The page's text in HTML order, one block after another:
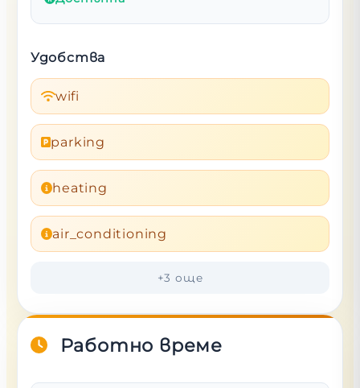
Удобства
wifi
parking
heating
air_conditioning
+3 още
Работно време